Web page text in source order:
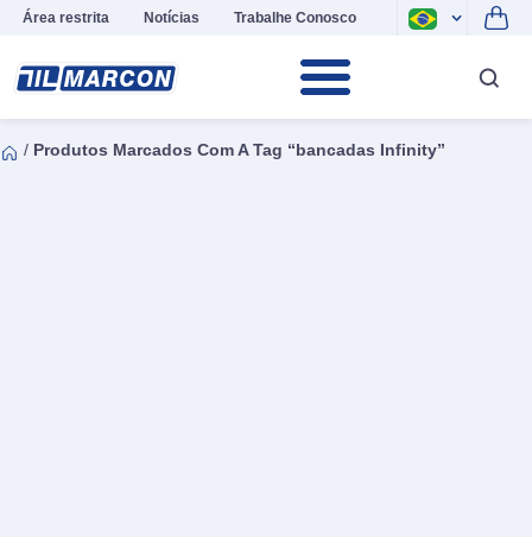
Área restrita Notícias Trabalhe Conosco
/ Produtos Marcados Com A Tag “bancadas Infinity”